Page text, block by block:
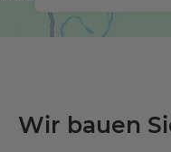
Wir bauen